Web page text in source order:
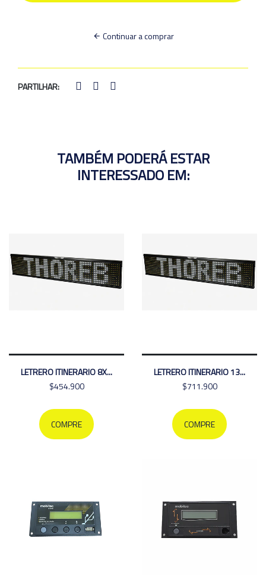
Continuar a comprar
PARTILHAR:
TAMBÉM PODERÁ ESTAR
INTERESSADO EM:
LETRERO ITINERARIO 8X...
$454.900
COMPRE
LETRERO ITINERARIO 13...
$711.900
COMPRE